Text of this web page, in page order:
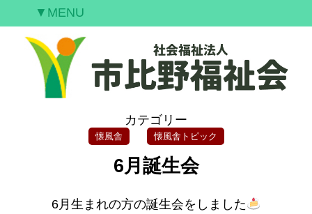
▼MENU
私たちの願い
事業案内
空室情報
研修案内
お問合せ
カテゴリー
懐風舎 懐風舎トピック
6月誕生会
6月生まれの方の誕生会をしました